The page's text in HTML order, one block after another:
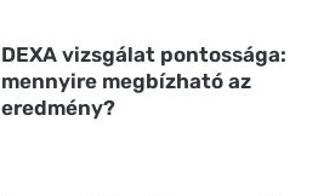
DEXA vizsgálat pontossága:
mennyire megbízható az
eredmény?